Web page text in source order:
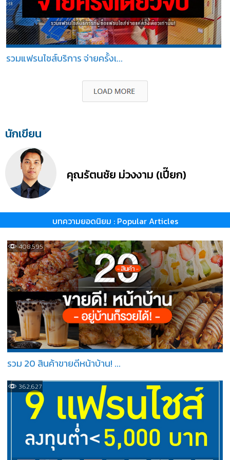
รวมแฟรนไชส์บริการ จ่ายครั้งเ...
นักเขียน
คุณรัตนชัย ม่วงงาม (เปี๊ยก)
บทความยอดนิยม : Popular Articles
408,595
รวม 20 สินค้าขายดีหน้าบ้าน! ...
362,627